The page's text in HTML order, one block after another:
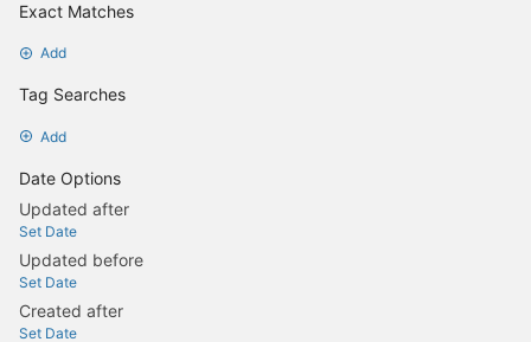
Exact Matches
Add
Tag Searches
Add
Date Options
Updated after
Set Date
Updated before
Set Date
Created after
Set Date